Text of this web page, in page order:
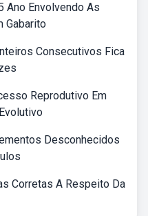
Ano Envolvendo As
Gabarito
Consecutivos Fica
Reprodutivo Em
Desconhecidos
Corretas A Respeito Da